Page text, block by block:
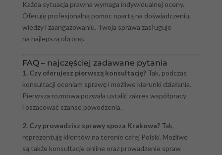
Każda sytuacja prawna wymaga indywidualnej oceny.
Oferuję profesjonalną pomoc opartą na doświadczeniu,
wiedzy i zaangażowaniu. Twoja sprawa zasługuje
na najlepszą obronę.
FAQ – najczęściej zadawane pytania
1. Czy oferujesz pierwszą konsultację?Tak, podczas
konsultacji oceniam sprawę i możliwe kierunki działania.
Pierwsza rozmowa pozwala ustalić zakres współpracy
i oszacować szanse powodzenia.
2. Czy prowadzisz sprawy spoza Krakowa?Tak,
reprezentuję klientów na terenie całej Polski. Możliwe
są także konsultacje online oraz prowadzenie spraw